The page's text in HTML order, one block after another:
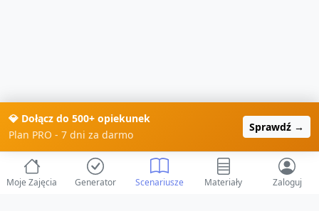
💎 Dołącz do 500+ opiekunek
Plan PRO - 7 dni za darmo
Sprawdź →
Moje Zajęcia Generator Scenariusze Materiały Zaloguj